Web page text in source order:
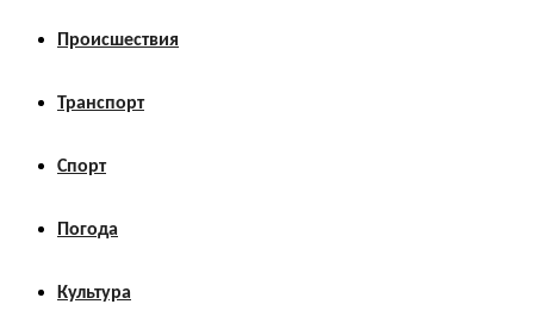
Происшествия
Транспорт
Спорт
Погода
Культура